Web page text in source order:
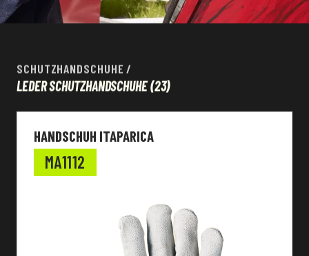
SCHUTZHANDSCHUHE /
LEDER SCHUTZHANDSCHUHE(23)
HANDSCHUH ITAPARICA
MA1112